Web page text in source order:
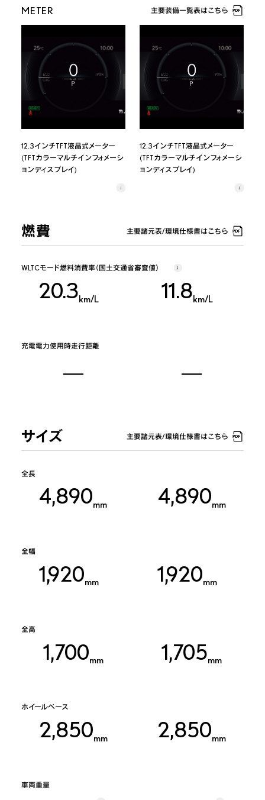
METER 主要装備一覧表はこちら
12.3インチTFT液晶式メーター
(TFTカラーマルチインフォメーシ
ョンディスプレイ)
12.3インチTFT液晶式メーター
(TFTカラーマルチインフォメーシ
ョンディスプレイ)
燃費 主要諸元表/環境仕様書はこちら
WLTCモード燃料消費率（国土交通省審査値）
20.3km/L 11.8km/L
充電電力使用時走行距離
サイズ 主要諸元表/環境仕様書はこちら
全長
4,890mm 4,890mm
全幅
1,920mm 1,920mm
全高
1,700mm 1,705mm
ホイールベース
2,850mm 2,850mm
車両重量